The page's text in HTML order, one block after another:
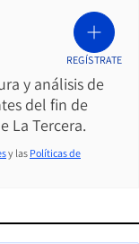
y análisis de
del fin de
La Tercera.
REGÍSTRATE
y las Políticas de